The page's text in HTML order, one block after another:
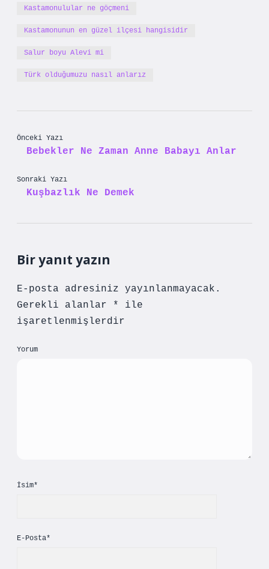
Kastamonulular ne göçmeni
Kastamonunun en güzel ilçesi hangisidir
Salur boyu Alevi mi
Türk olduğumuzu nasıl anlarız
Önceki Yazı
Bebekler Ne Zaman Anne Babayı Anlar
Sonraki Yazı
Kuşbazlık Ne Demek
Bir yanıt yazın
E-posta adresiniz yayınlanmayacak.
Gerekli alanlar
*
ile
işaretlenmişlerdir
Yorum
İsim*
E-Posta*